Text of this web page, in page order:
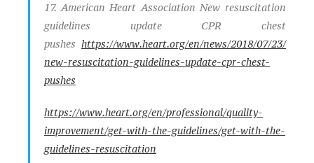
17. American Heart Association New resuscitation
guidelines update CPR chest
pushes https://www.heart.org/en/news/2018/07/23/
new-resuscitation-guidelines-update-cpr-chest-
pushes
https://www.heart.org/en/professional/quality-
improvement/get-with-the-guidelines/get-with-the-
guidelines-resuscitation